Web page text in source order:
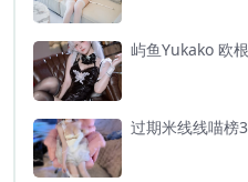
屿鱼Yukako 欧
过期米线线喵榜